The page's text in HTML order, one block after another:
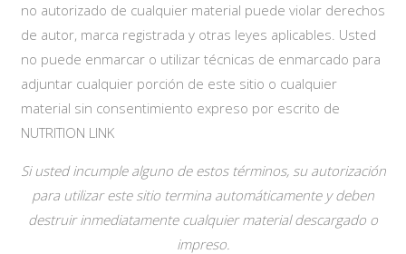
no autorizado de cualquier material puede violar derechos
de autor, marca registrada y otras leyes aplicables. Usted
no puede enmarcar o utilizar técnicas de enmarcado para
adjuntar cualquier porción de este sitio o cualquier
material sin consentimiento expreso por escrito de
NUTRITION LINK
Si usted incumple alguno de estos términos, su autorización
para utilizar este sitio termina automáticamente y deben
destruir inmediatamente cualquier material descargado o
impreso.